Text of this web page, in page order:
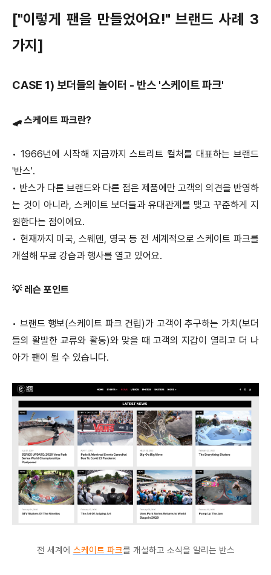
["이렇게 팬을 만들었어요!" 브랜드 사례 3
가지]
CASE 1) 보더들의 놀이터 - 반스 '스케이트 파크'
🛹 스케이트 파크란?
• 1966년에 시작해 지금까지 스트리트 컬처를 대표하는 브랜드
'반스'.
• 반스가 다른 브랜드와 다른 점은 제품에만 고객의 의견을 반영하
는 것이 아니라, 스케이트 보더들과 유대관계를 맺고 꾸준하게 지
원한다는 점이에요.
• 현재까지 미국, 스웨덴, 영국 등 전 세계적으로 스케이트 파크를
개설해 무료 강습과 행사를 열고 있어요.
💡 레슨 포인트
• 브랜드 행보(스케이트 파크 건립)가 고객이 추구하는 가치(보더
들의 활발한 교류와 활동)와 맞을 때 고객의 지갑이 열리고 더 나
아가 팬이 될 수 있습니다.
전 세계에 스케이트 파크를 개설하고 소식을 알리는 반스